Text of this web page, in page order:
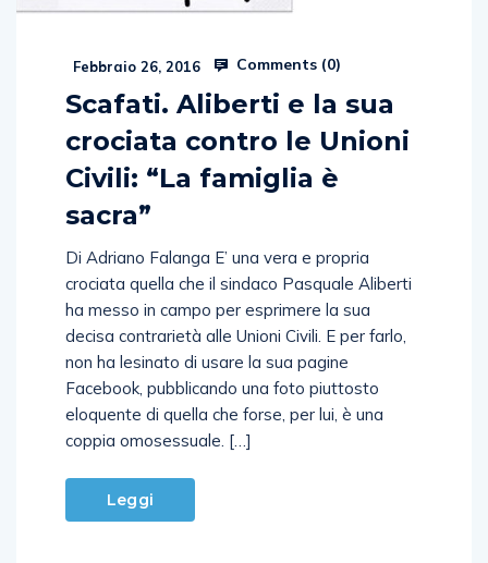
Febbraio 26, 2016
Scafati. Aliberti e la sua
crociata contro le Unioni
Civili: “La famiglia è
Di Adriano Falanga E’ una vera e propria
crociata quella che il sindaco Pasquale Aliberti
ha messo in campo per esprimere la sua
decisa contrarietà alle Unioni Civili. E per farlo,
non ha lesinato di usare la sua pagine
Facebook, pubblicando una foto piuttosto
eloquente di quella che forse, per lui, è una
Leggi